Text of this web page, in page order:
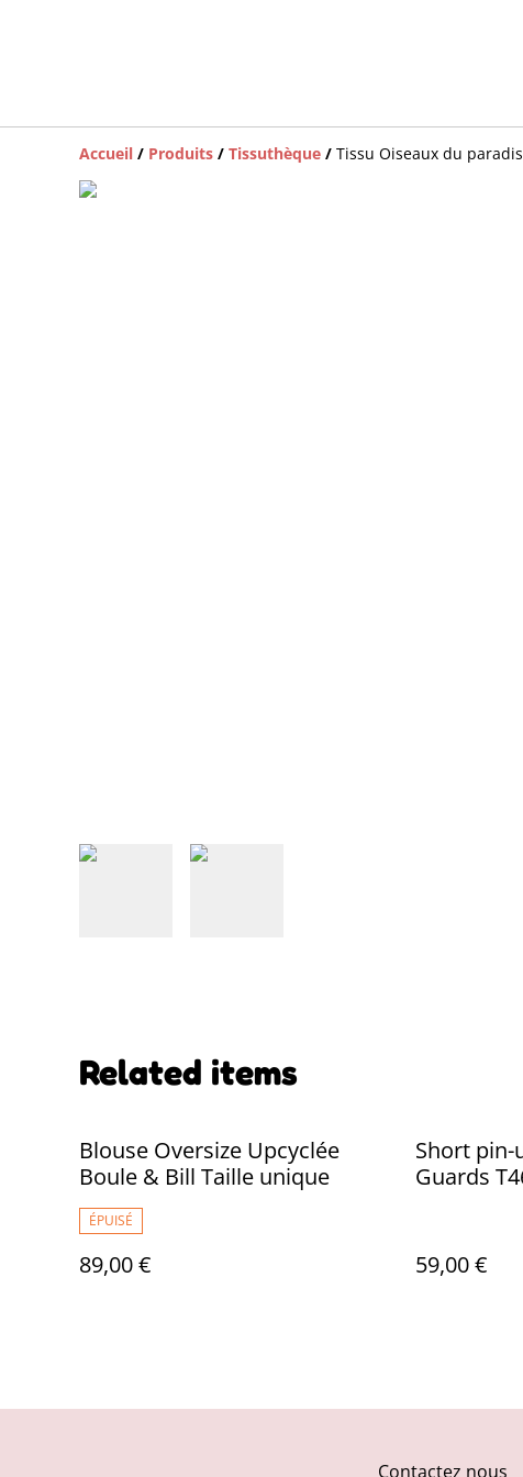
Accueil / Produits / Tissuthèque / Tissu Oiseaux du
Related items
Blouse Oversize Upcyclée
Boule & Bill Taille unique
ÉPUISÉ
89,00 €
Short pin-
Guards
59,00 €
Contactez nous